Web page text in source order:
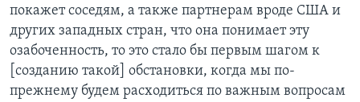
покажет соседям, а также партнерам вроде США и
других западных стран, что она понимает эту
озабоченность, то это стало бы первым шагом к
[созданию такой] обстановки, когда мы по-
прежнему будем расходиться по важным вопросам